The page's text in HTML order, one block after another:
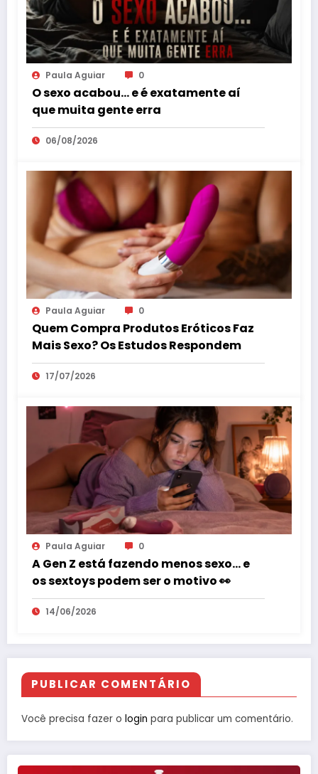
Paula Aguiar 0
O sexo acabou… e é exatamente aí
que muita gente erra
06/08/2026
Paula Aguiar 0
Quem Compra Produtos Eróticos Faz
Mais Sexo? Os Estudos Respondem
17/07/2026
Paula Aguiar 0
A Gen Z está fazendo menos sexo… e
os sextoys podem ser o motivo 👀
14/06/2026
PUBLICAR COMENTÁRIO
Você precisa fazer o login para publicar um comentário.